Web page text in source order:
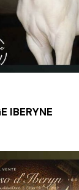
IBERYNE